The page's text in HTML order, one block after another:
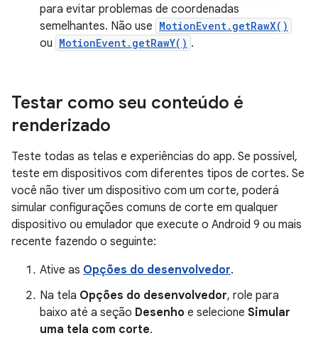
para evitar problemas de coordenadas
semelhantes. Não use MotionEvent.getRawX()
ou MotionEvent.getRawY() .
Testar como seu conteúdo é
renderizado
Teste todas as telas e experiências do app. Se possível,
teste em dispositivos com diferentes tipos de cortes. Se
você não tiver um dispositivo com um corte, poderá
simular configurações comuns de corte em qualquer
dispositivo ou emulador que execute o Android 9 ou mais
recente fazendo o seguinte:
Ative as Opções do desenvolvedor.
Na tela Opções do desenvolvedor, role para
baixo até a seção Desenho e selecione Simular
uma tela com corte.